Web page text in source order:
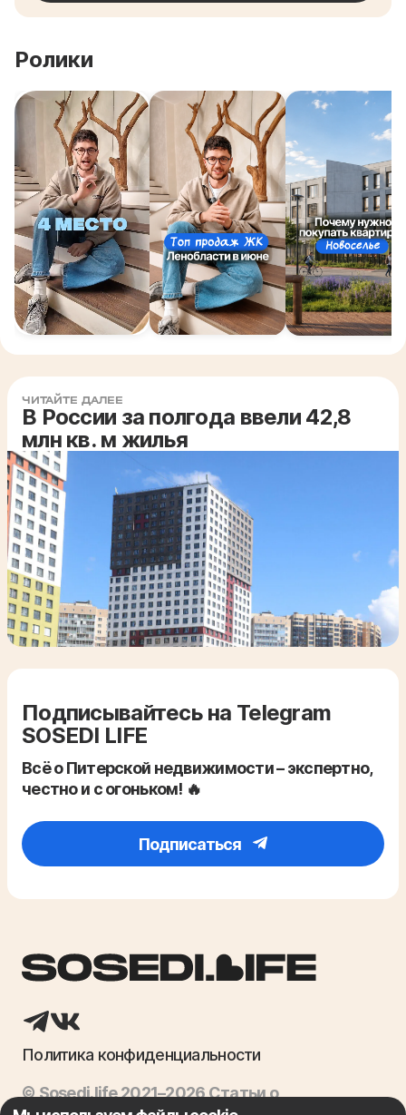
Ролики
ЧИТАЙТЕ ДАЛЕЕ
В России за полгода ввели 42,8
млн кв. м жилья
Подписывайтесь на Telegram
SOSEDI LIFE
Всё о Питерской недвижимости – экспертно,
честно и с огоньком! 🔥
Подписаться
Политика конфиденциальности
© Sosedi.life 2021–2026 Статьи о